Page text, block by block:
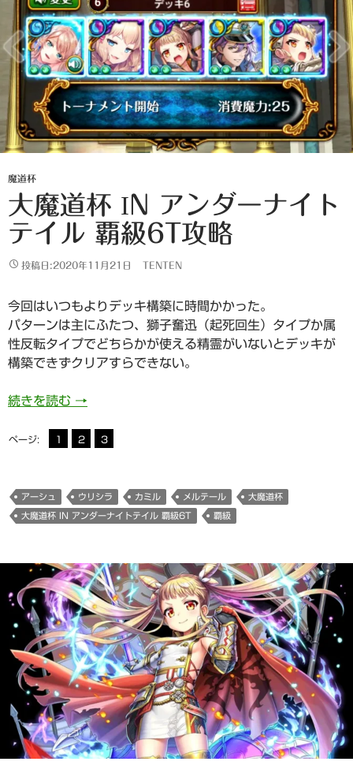
魔道杯
大魔道杯 IN アンダーナイト
テイル 覇級6T攻略
投稿日:2020年11月21日 TENTEN
今回はいつもよりデッキ構築に時間かかった。
パターンは主にふたつ、獅子奮迅（起死回生）タイプか属
性反転タイプでどちらかが使える精霊がいないとデッキが
構築できずクリアすらできない。
続きを読む 大魔道杯 in アンダーナイトテイル 覇級6t攻略
→
ページ: 1 2 3
アーシュ ウリシラ カミル メルテール 大魔道杯
大魔道杯 IN アンダーナイトテイル 覇級6T 覇級